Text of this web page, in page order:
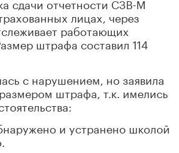
лицах, через
работающих
штрафа составил 114
с нарушением, но заявила
штрафа, т.к. имелись
и устранено школой